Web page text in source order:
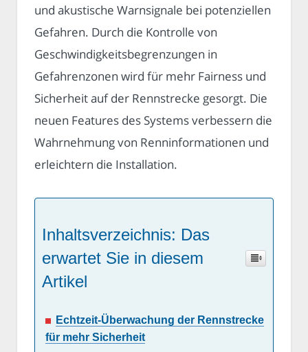
und akustische Warnsignale bei potenziellen
Gefahren. Durch die Kontrolle von
Geschwindigkeitsbegrenzungen in
Gefahrenzonen wird für mehr Fairness und
Sicherheit auf der Rennstrecke gesorgt. Die
neuen Features des Systems verbessern die
Wahrnehmung von Renninformationen und
erleichtern die Installation.
Inhaltsverzeichnis: Das
erwartet Sie in diesem
Artikel
Echtzeit-Überwachung der Rennstrecke
für mehr Sicherheit